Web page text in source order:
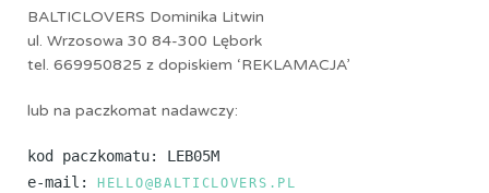
BALTICLOVERS Dominika Litwin
ul. Wrzosowa 30 84-300 Lębork
tel. 669950825 z dopiskiem ‘REKLAMACJA’
lub na paczkomat nadawczy:
kod paczkomatu: LEB05M
e-mail:
HELLO@BALTICLOVERS.PL